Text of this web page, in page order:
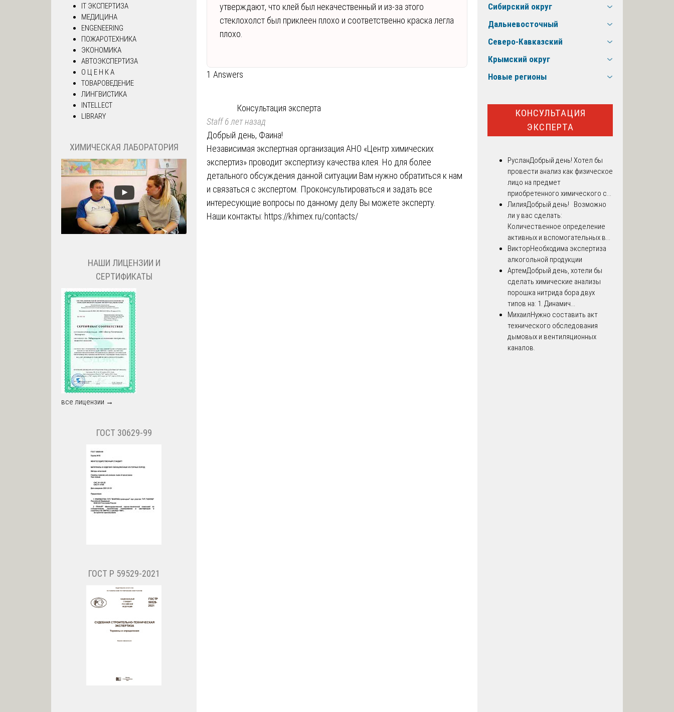
утверждают, что клей был некачественный и из-за этого
стеклохолст был приклеен плохо и соответственно краска легла
плохо.
1 Answers
Консультация эксперта
Staff6 лет назад
Добрый день, Фаина!
Независимая экспертная организация АНО «Центр химических
экспертиз» проводит экспертизу качества клея. Но для более
детального обсуждения данной ситуации Вам нужно обратиться к нам
и связаться с экспертом. Проконсультироваться и задать все
интересующие вопросы по данному делу Вы можете эксперту.
Наши контакты: https://khimex.ru/contacts/
IT ЭКСПЕРТИЗА
МЕДИЦИНА
ENGENEERING
ПОЖАРОТЕХНИКА
ЭКОНОМИКА
АВТОЭКСПЕРТИЗА
О Ц Е Н К А
ТОВАРОВЕДЕНИЕ
ЛИНГВИСТИКА
INTELLECT
LIBRARY
ХИМИЧЕСКАЯ ЛАБОРАТОРИЯ
НАШИ ЛИЦЕНЗИИ И
СЕРТИФИКАТЫ
все лицензии →
ГОСТ 30629-99
ГОСТ Р 59529-2021
Сибирский округ
Дальневосточный
Северо-Кавказский
Крымский округ
Новые регионы
КОНСУЛЬТАЦИЯ
ЭКСПЕРТА
РусланДобрый день! Хотел бы
провести анализ как физическое
лицо на предмет
приобретенного химического с...
ЛилияДобрый день! Возможно
ли у вас сделать:
Количественное определение
активных и вспомогательных в...
ВикторНеобходима экспертиза
алкогольной продукции
АртемДобрый день, хотели бы
сделать химические анализы
порошка нитрида бора двух
типов на: 1. Динамич...
МихаилНужно составить акт
технического обследования
дымовых и вентиляционных
каналов.